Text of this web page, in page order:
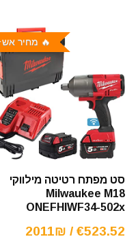
🔥 מחיר אש
סט מפתח רטיטה מילווקי
Milwaukee M18
ONEFHIWF34-502x
€523.52 / 2011₪